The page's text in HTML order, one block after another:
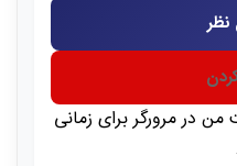
نظر
در مرورگر برای زمانی